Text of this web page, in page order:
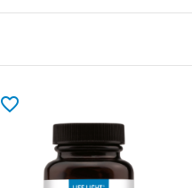
favorite_border